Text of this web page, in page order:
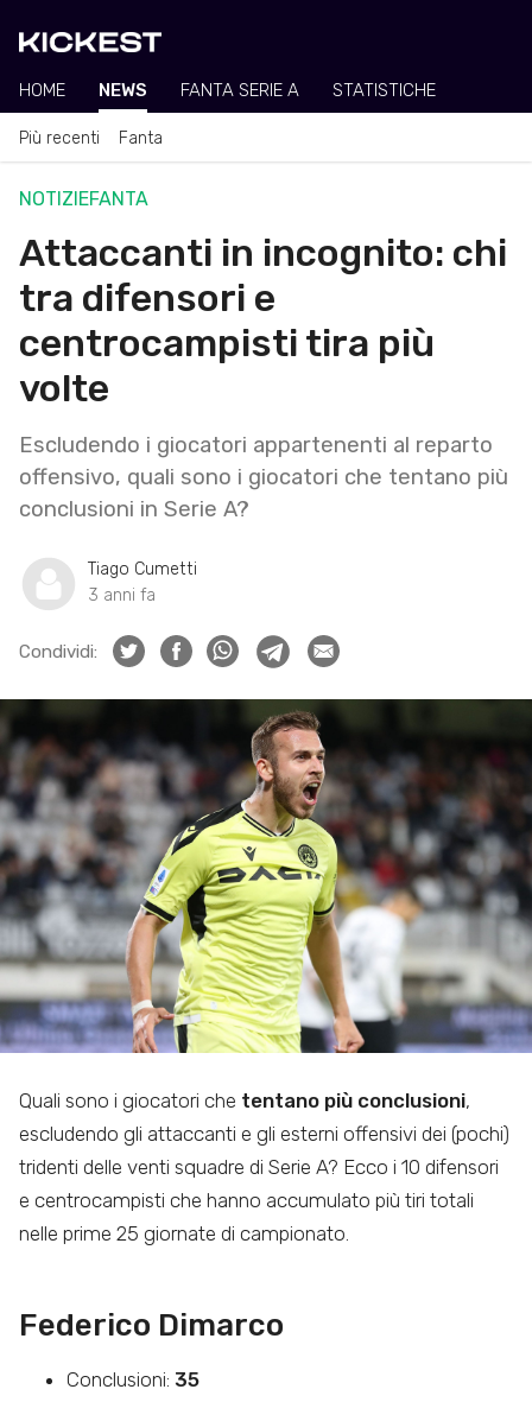
HOME NEWS FANTA SERIE A STATISTICHE
Più recenti Fanta
NOTIZIEFANTA
Attaccanti in incognito: chi
tra difensori e
centrocampisti tira più
volte
Escludendo i giocatori appartenenti al reparto
offensivo, quali sono i giocatori che tentano più
conclusioni in Serie A?
Tiago Cumetti
3 anni fa
Condividi:
Quali sono i giocatori che tentano più conclusioni,
escludendo gli attaccanti e gli esterni offensivi dei (pochi)
tridenti delle venti squadre di Serie A? Ecco i 10 difensori
e centrocampisti che hanno accumulato più tiri totali
nelle prime 25 giornate di campionato.
Federico Dimarco
Conclusioni: 35